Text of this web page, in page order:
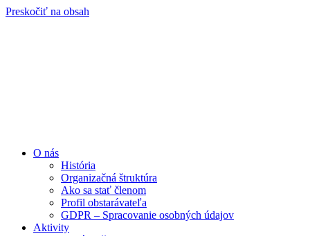
Preskočiť na obsah
O nás
História
Organizačná štruktúra
Ako sa stať členom
Profil obstarávateľa
GDPR – Spracovanie osobných údajov
Aktivity